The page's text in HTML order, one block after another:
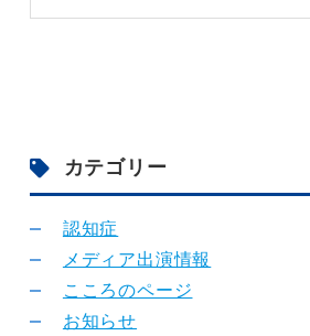
カテゴリー
認知症
メディア出演情報
こころのページ
お知らせ